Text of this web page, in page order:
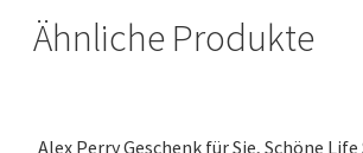
Ähnliche Produkte
Alex Perry Geschenk für Sie, Schöne